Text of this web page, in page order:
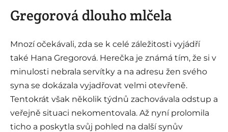
Gregorová dlouho mlčela
Mnozí očekávali, zda se k celé záležitosti vyjádří
také Hana Gregorová. Herečka je známá tím, že si v
minulosti nebrala servítky a na adresu žen svého
syna se dokázala vyjadřovat velmi otevřeně.
Tentokrát však několik týdnů zachovávala odstup a
veřejně situaci nekomentovala. Až nyní prolomila
ticho a poskytla svůj pohled na další synův